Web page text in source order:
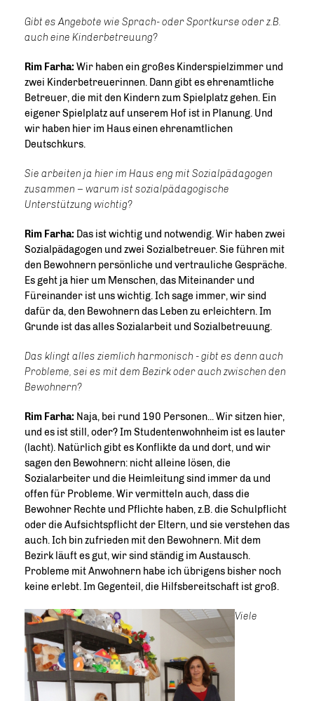
Gibt es Angebote wie Sprach- oder Sportkurse oder z.B.
auch eine Kinderbetreuung?
Rim Farha: Wir haben ein großes Kinderspielzimmer und
zwei Kinderbetreuerinnen. Dann gibt es ehrenamtliche
Betreuer, die mit den Kindern zum Spielplatz gehen. Ein
eigener Spielplatz auf unserem Hof ist in Planung. Und
wir haben hier im Haus einen ehrenamtlichen
Deutschkurs.
Sie arbeiten ja hier im Haus eng mit Sozialpädagogen
zusammen – warum ist sozialpädagogische
Unterstützung wichtig?
Rim Farha: Das ist wichtig und notwendig. Wir haben zwei
Sozialpädagogen und zwei Sozialbetreuer. Sie führen mit
den Bewohnern persönliche und vertrauliche Gespräche.
Es geht ja hier um Menschen, das Miteinander und
Füreinander ist uns wichtig. Ich sage immer, wir sind
dafür da, den Bewohnern das Leben zu erleichtern. Im
Grunde ist das alles Sozialarbeit und Sozialbetreuung.
Das klingt alles ziemlich harmonisch - gibt es denn auch
Probleme, sei es mit dem Bezirk oder auch zwischen den
Bewohnern?
Rim Farha: Naja, bei rund 190 Personen... Wir sitzen hier,
und es ist still, oder? Im Studentenwohnheim ist es lauter
(lacht). Natürlich gibt es Konflikte da und dort, und wir
sagen den Bewohnern: nicht alleine lösen, die
Sozialarbeiter und die Heimleitung sind immer da und
offen für Probleme. Wir vermitteln auch, dass die
Bewohner Rechte und Pflichte haben, z.B. die Schulpflicht
oder die Aufsichtspflicht der Eltern, und sie verstehen das
auch. Ich bin zufrieden mit den Bewohnern. Mit dem
Bezirk läuft es gut, wir sind ständig im Austausch.
Probleme mit Anwohnern habe ich übrigens bisher noch
keine erlebt. Im Gegenteil, die Hilfsbereitschaft ist groß.
Viele